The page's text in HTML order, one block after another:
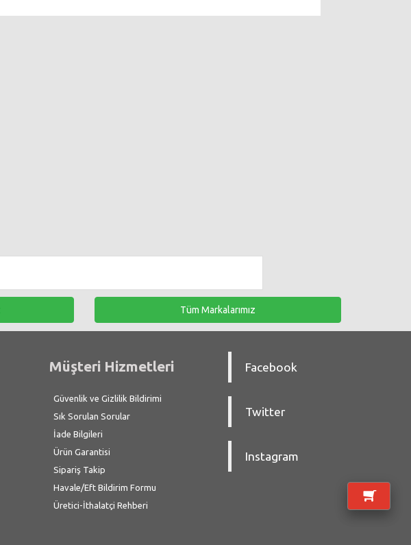
Tüm Markalarımız
Müşteri Hizmetleri
Güvenlik ve Gizlilik Bildirimi
Sık Sorulan Sorular
İade Bilgileri
Ürün Garantisi
Sipariş Takip
Havale/Eft Bildirim Formu
Üretici-İthalatçi Rehberi
Facebook
Twitter
Instagram